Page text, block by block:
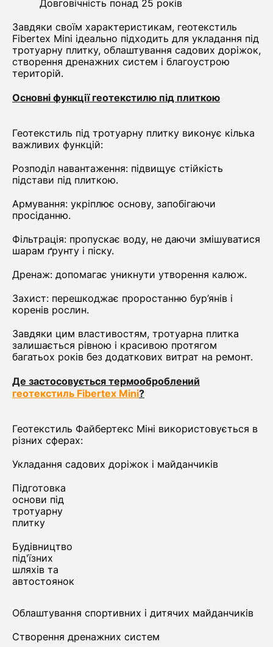
Довговічність понад 25 років
Завдяки своїм характеристикам, геотекстиль
Fibertex Mini ідеально підходить для укладання під
тротуарну плитку, облаштування садових доріжок,
створення дренажних систем і благоустрою
територій.
Основні функції геотекстилю під плиткою
Геотекстиль під тротуарну плитку виконує кілька
важливих функцій:
Розподіл навантаження: підвищує стійкість
підстави під плиткою.
Армування: укріплює основу, запобігаючи
просіданню.
Фільтрація: пропускає воду, не даючи змішуватися
шарам ґрунту і піску.
Дренаж: допомагає уникнути утворення калюж.
Захист: перешкоджає проростанню бур’янів і
коренів рослин.
Завдяки цим властивостям, тротуарна плитка
залишається рівною і красивою протягом
багатьох років без додаткових витрат на ремонт.
Де застосовується термооброблений
геотекстиль Fibertex Mini?
Геотекстиль Файбертекс Міні використовується в
різних сферах:
Укладання садових доріжок і майданчиків
Підготовка
основи під
тротуарну
плитку
Будівництво
під'їзних
шляхів та
автостоянок
Облаштування спортивних і дитячих майданчиків
Створення дренажних систем